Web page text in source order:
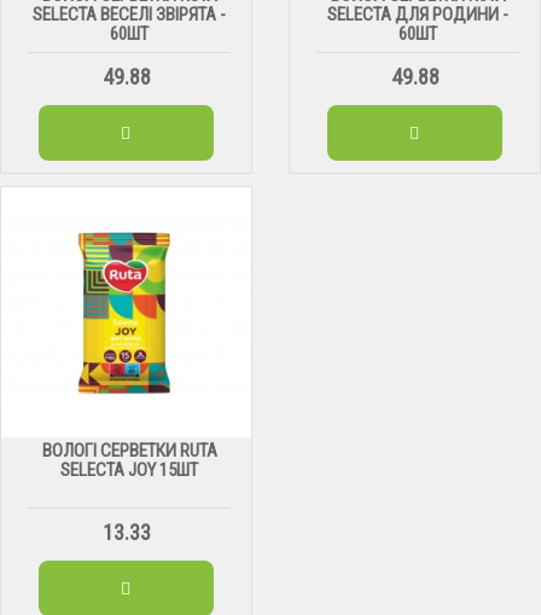
SELECTA ВЕСЕЛІ ЗВІРЯТА -
60ШТ
49.88
SELECTA ДЛЯ РОДИНИ -
60ШТ
49.88
ВОЛОГІ СЕРВЕТКИ RUTA
SELECTA JOY 15ШТ
13.33